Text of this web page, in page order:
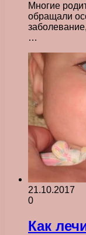
Многие
обращали
…
21.10.2017
0
Как